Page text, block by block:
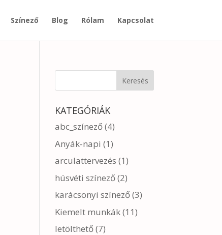
Színező Blog Rólam Kapcsolat
KATEGÓRIÁK
abc_színező(4)
Anyák-napi (1)
arculattervezés (1)
húsvéti színező(2)
karácsonyi színező(3)
Kiemelt munkák(11)
letölthető(7)